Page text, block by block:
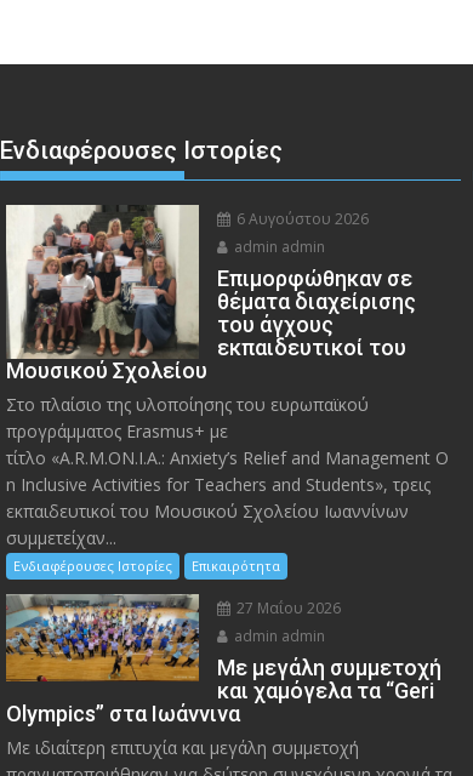
Ενδιαφέρουσες Ιστορίες
6 Αυγούστου 2026
admin admin
Eπιμορφώθηκαν σε
θέματα διαχείρισης
του άγχους
εκπαιδευτικοί του
Μουσικού Σχολείου
Στο πλαίσιο της υλοποίησης του ευρωπαϊκού
προγράμματος Erasmus+ με
τίτλο «A.R.M.ON.I.A.: Anxiety’s Relief and Management O
n Inclusive Activities for Teachers and Students», τρεις
εκπαιδευτικοί του Μουσικού Σχολείου Ιωαννίνων
συμμετείχαν...
Ενδιαφέρουσες Ιστορίες Επικαιρότητα
27 Μαΐου 2026
admin admin
Με μεγάλη συμμετοχή
και χαμόγελα τα “Geri
Olympics” στα Ιωάννινα
Με ιδιαίτερη επιτυχία και μεγάλη συμμετοχή